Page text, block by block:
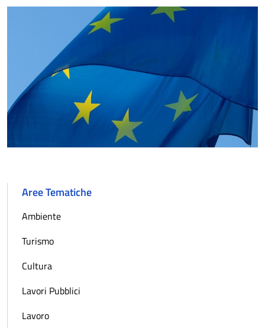
Aree Tematiche
Ambiente
Turismo
Cultura
Lavori Pubblici
Lavoro